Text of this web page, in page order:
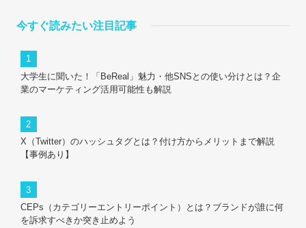
今すぐ読みたい注目記事
大学生に聞いた！「BeReal」魅力・他SNSとの使い分けとは？企
業のマーケティング活用可能性も解説
X（Twitter）のハッシュタグとは？付け方からメリットまで解説
【事例あり】
CEPs（カテゴリーエントリーポイント）とは？ブランドが誰に何
を訴求すべきか突き止めよう